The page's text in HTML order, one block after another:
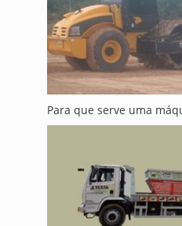
Para que serve uma